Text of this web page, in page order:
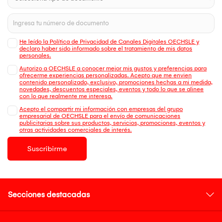
He leído la Política de Privacidad de Canales Digitales OECHSLE y
declaro haber sido informado sobre el tratamiento de mis datos
personales.
Autorizo a OECHSLE a conocer mejor mis gustos y preferencias para
ofrecerme experiencias personalizadas. Acepto que me envien
contenido personalizado, exclusivo, promociones hechas a mi medida,
novedades, descuentos especiales, eventos y todo lo que se alinee
con lo que realmente me interesa.
Acepto el compartir mi información con empresas del grupo
empresarial de OECHSLE para el envío de comunicaciones
publicitarias sobre sus productos, servicios, promociones, eventos y
otras actividades comerciales de interés.
Suscribirme
Secciones destacadas